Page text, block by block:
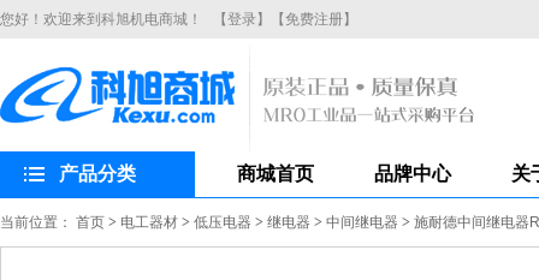
您好！欢迎来到科旭机电商城！ 【登录】 【免费注册】
产品分类 商城首页 品牌中心 关
当前位置： 首页 > 电工器材 > 低压电器 > 继电器 > 中间继电器 > 施耐德中间继电器